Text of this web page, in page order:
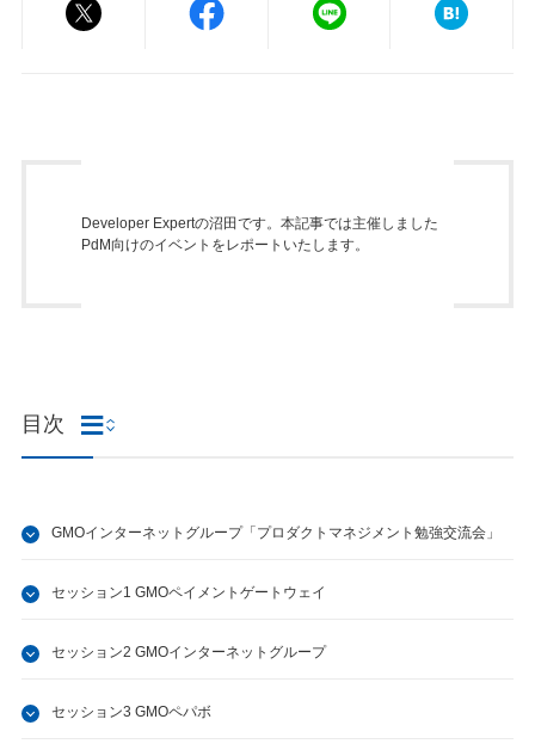
Developer Expertの沼田です。本記事では主催しました
PdM向けのイベントをレポートいたします。
目次
GMOインターネットグループ「プロダクトマネジメント勉強交流会」
セッション1 GMOペイメントゲートウェイ
セッション2 GMOインターネットグループ
セッション3 GMOペパボ